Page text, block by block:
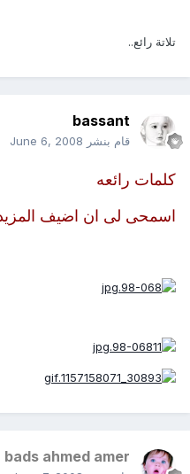
تلاتة رائع..
bassant
قام بنشر June 6, 2008
كلمات رائعه
اسمحى لى ان اضيف المزيد
bads ahmed amer